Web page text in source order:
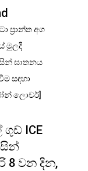
ප්‍රාන්ත අග
මුලදී
ඝාතනය
සඳහා
ලොචර්]
ICE
8 වන දින,